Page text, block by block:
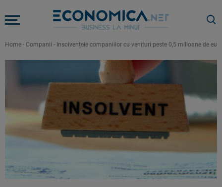
Home - Companii - Insolvențele companiilor cu venituri peste 0,5 milioane de